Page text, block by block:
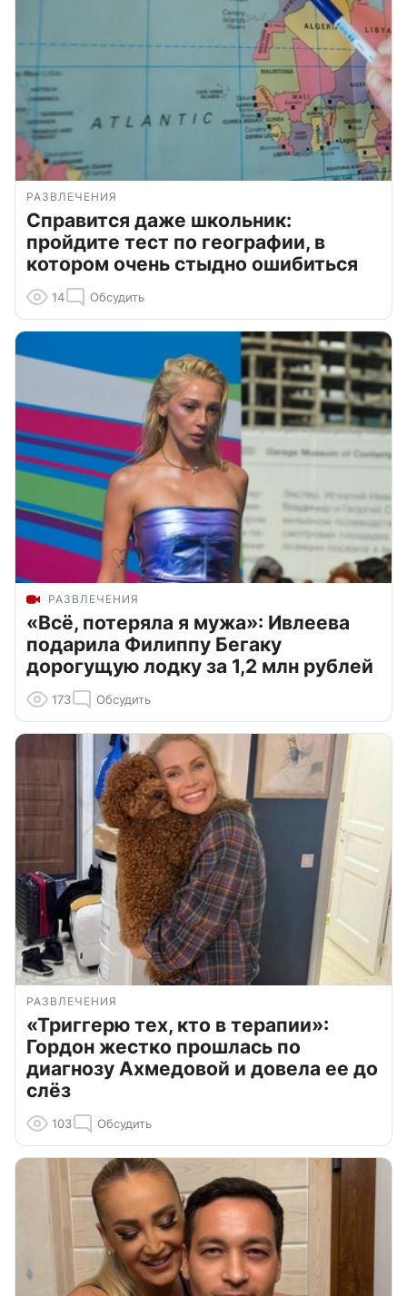
РАЗВЛЕЧЕНИЯ
Справится даже школьник:
пройдите тест по географии, в
котором очень стыдно ошибиться
14 Обсудить
РАЗВЛЕЧЕНИЯ
«Всё, потеряла я мужа»: Ивлеева
подарила Филиппу Бегаку
дорогущую лодку за 1,2 млн рублей
173 Обсудить
РАЗВЛЕЧЕНИЯ
«Триггерю тех, кто в терапии»:
Гордон жестко прошлась по
диагнозу Ахмедовой и довела ее до
слёз
103 Обсудить